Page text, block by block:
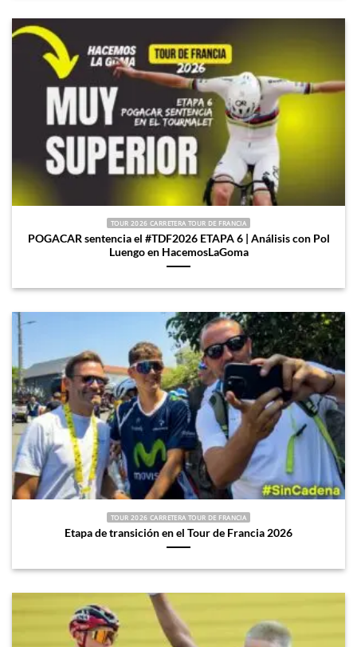
TOUR 2026 CARRETERA TOUR DE FRANCIA
POGACAR sentencia el #TDF2026 ETAPA 6 | Análisis con Pol
Luengo en HacemosLaGoma
TOUR 2026 CARRETERA TOUR DE FRANCIA
Etapa de transición en el Tour de Francia 2026